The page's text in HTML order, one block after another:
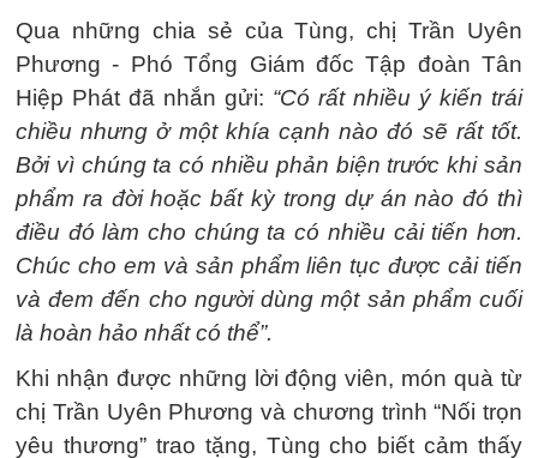
Qua những chia sẻ của Tùng, chị Trần Uyên
Phương - Phó Tổng Giám đốc Tập đoàn Tân
Hiệp Phát đã nhắn gửi: “Có rất nhiều ý kiến trái
chiều nhưng ở một khía cạnh nào đó sẽ rất tốt.
Bởi vì chúng ta có nhiều phản biện trước khi sản
phẩm ra đời hoặc bất kỳ trong dự án nào đó thì
điều đó làm cho chúng ta có nhiều cải tiến hơn.
Chúc cho em và sản phẩm liên tục được cải tiến
và đem đến cho người dùng một sản phẩm cuối
là hoàn hảo nhất có thể”.
Khi nhận được những lời động viên, món quà từ
chị Trần Uyên Phương và chương trình “Nối trọn
yêu thương” trao tặng, Tùng cho biết cảm thấy